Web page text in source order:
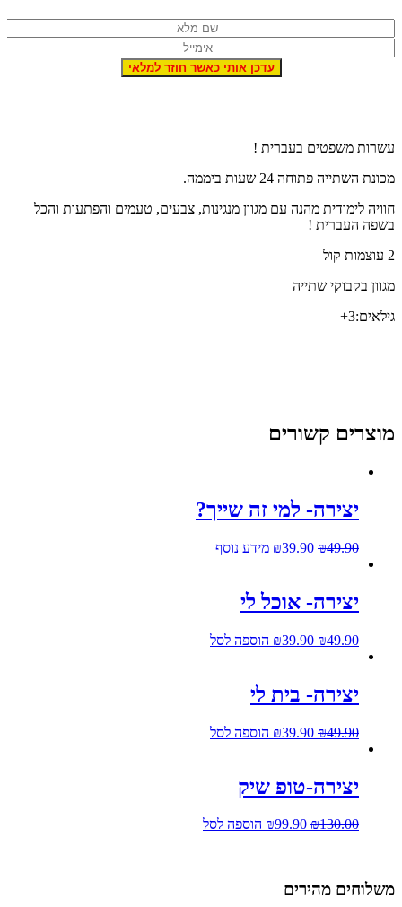
עשרות משפטים בעברית !
מכונת השתייה פתוחה 24 שעות ביממה.
חוויה לימודית מהנה עם מגוון מנגינות, צבעים, טעמים והפתעות והכל
בשפה העברית !
2 עוצמות קול
מגוון בקבוקי שתייה
גילאים:3+
מוצרים קשורים
יצירה- למי זה שייך?
₪49.90
₪39.90 מידע נוסף
יצירה- אוכל לי
₪49.90
₪39.90 הוספה לסל
יצירה- בית לי
₪49.90
₪39.90 הוספה לסל
יצירה-טופ שיק
₪130.00
₪99.90 הוספה לסל
משלוחים מהירים